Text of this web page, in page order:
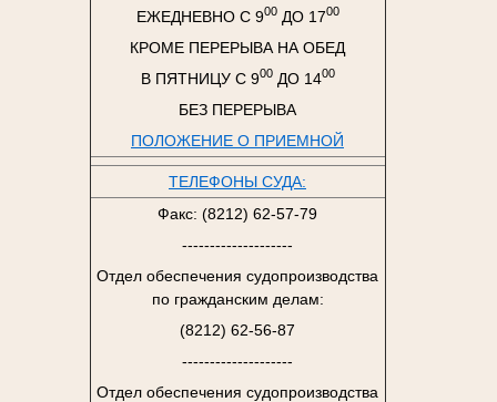
ЕЖЕДНЕВНО С 900ДО 1700
КРОМЕ ПЕРЕРЫВА НА ОБЕД
В ПЯТНИЦУ С 900ДО 1400
БЕЗ ПЕРЕРЫВА
ПОЛОЖЕНИЕ О ПРИЕМНОЙ
ТЕЛЕФОНЫ СУДА:
Факс: (8212) 62-57-79
--------------------
Отдел обеспечения судопроизводства
по гражданским делам:
(8212) 62-56-87
--------------------
Отдел обеспечения судопроизводства